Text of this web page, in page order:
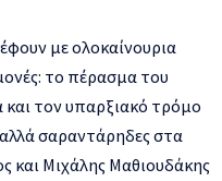
με ολοκαίνουρια
το πέρασμα του
τον υπαρξιακό τρόμο
σαραντάρηδες στα
και Μιχάλης Μαθιουδάκης